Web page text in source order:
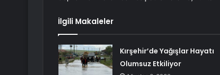
İlgili Makaleler
Kırşehir’de Yağışlar Hayatı
Olumsuz Etkiliyor